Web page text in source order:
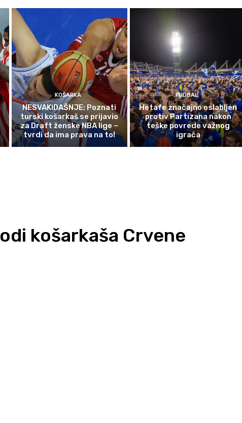
KOŠARKA
NESVAKIDAŠNJE: Poznati
turski košarkaš se prijavio
za Draft ženske NBA lige –
tvrdi da ima prava na to!
FUDBAL
Hetafe značajno oslabljen
protiv Partizana nakon
teške povrede važnog
igrača